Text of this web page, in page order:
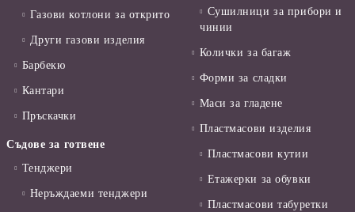
Газови котлони за открито
Други газови изделия
Барбекю
Кантари
Пръскачки
Съдове за готвене
Тенджери
Неръждаеми тенджери
Сушилници за прибори и
чинии
Колички за багаж
Форми за сладки
Маси за гладене
Пластмасови изделия
Пластмасови кутии
Етажерки за обувки
Пластмасови табуретки